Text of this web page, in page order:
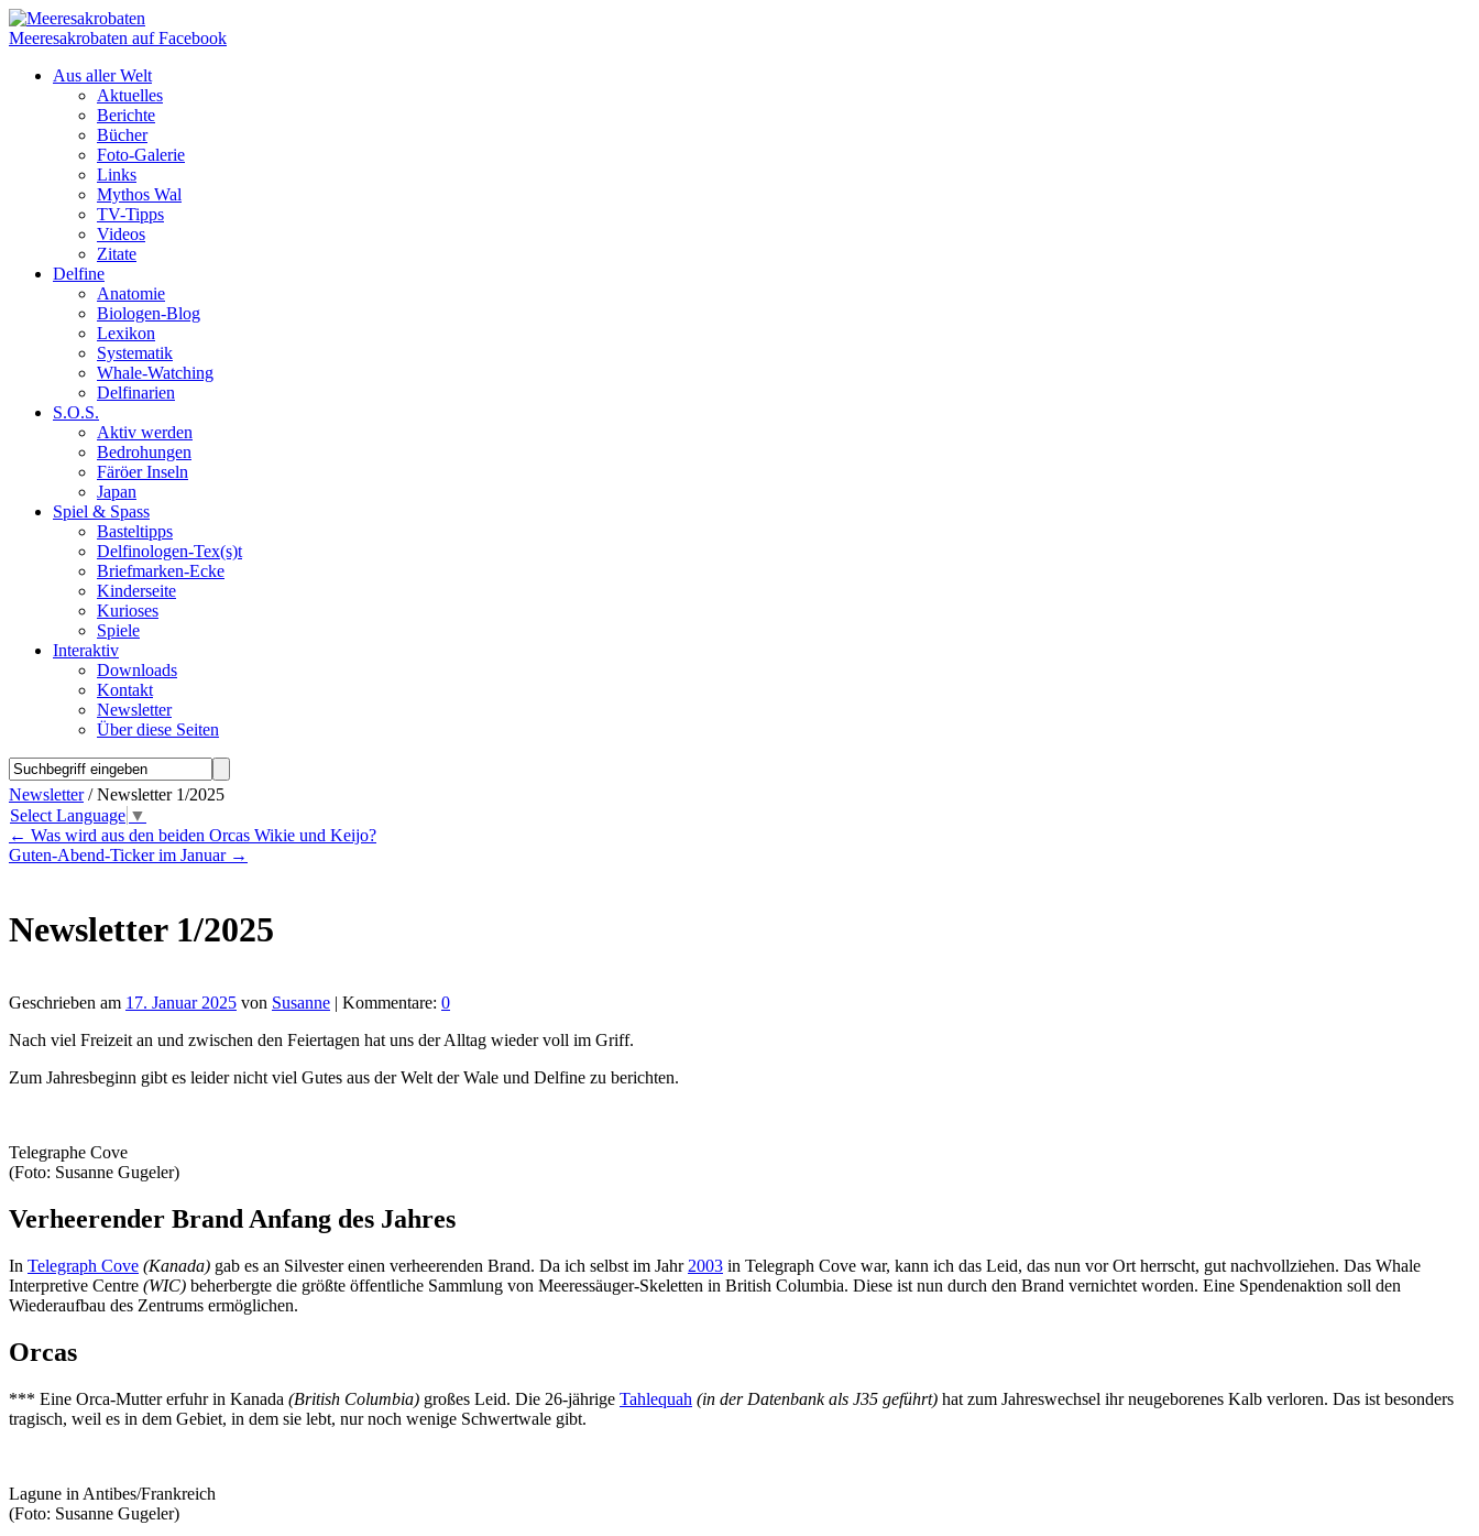
Meeresakrobaten auf Facebook
Aus aller Welt
Aktuelles
Berichte
Bücher
Foto-Galerie
Links
Mythos Wal
TV-Tipps
Videos
Zitate
Delfine
Anatomie
Biologen-Blog
Lexikon
Systematik
Whale-Watching
Delfinarien
S.O.S.
Aktiv werden
Bedrohungen
Färöer Inseln
Japan
Spiel & Spass
Basteltipps
Delfinologen-Tex(s)t
Briefmarken-Ecke
Kinderseite
Kurioses
Spiele
Interaktiv
Downloads
Kontakt
Newsletter
Über diese Seiten
Newsletter/ Newsletter 1/2025
Select Language ▼
← Was wird aus den beiden Orcas Wikie und Keijo?
Guten-Abend-Ticker im Januar →
Newsletter 1/2025
Geschrieben am 17. Januar 2025 von Susanne | Kommentare: 0
Nach viel Freizeit an und zwischen den Feiertagen hat uns der Alltag wieder voll im Griff.
Zum Jahresbeginn gibt es leider nicht viel Gutes aus der Welt der Wale und Delfine zu berichten.
Telegraphe Cove
(Foto: Susanne Gugeler)
Verheerender Brand Anfang des Jahres
In Telegraph Cove (Kanada) gab es an Silvester einen verheerenden Brand. Da ich selbst im Jahr 2003 in Telegraph Cove war, kann ich das Leid, das nun vor Ort herrscht, gut nachvollziehen. Das Whale
Interpretive Centre (WIC) beherbergte die größte öffentliche Sammlung von Meeressäuger-Skeletten in British Columbia. Diese ist nun durch den Brand vernichtet worden. Eine Spendenaktion soll den
Wiederaufbau des Zentrums ermöglichen.
Orcas
*** Eine Orca-Mutter erfuhr in Kanada (British Columbia) großes Leid. Die 26-jährige Tahlequah (in der Datenbank als J35 geführt) hat zum Jahreswechsel ihr neugeborenes Kalb verloren. Das ist besonders
tragisch, weil es in dem Gebiet, in dem sie lebt, nur noch wenige Schwertwale gibt.
Lagune in Antibes/Frankreich
(Foto: Susanne Gugeler)